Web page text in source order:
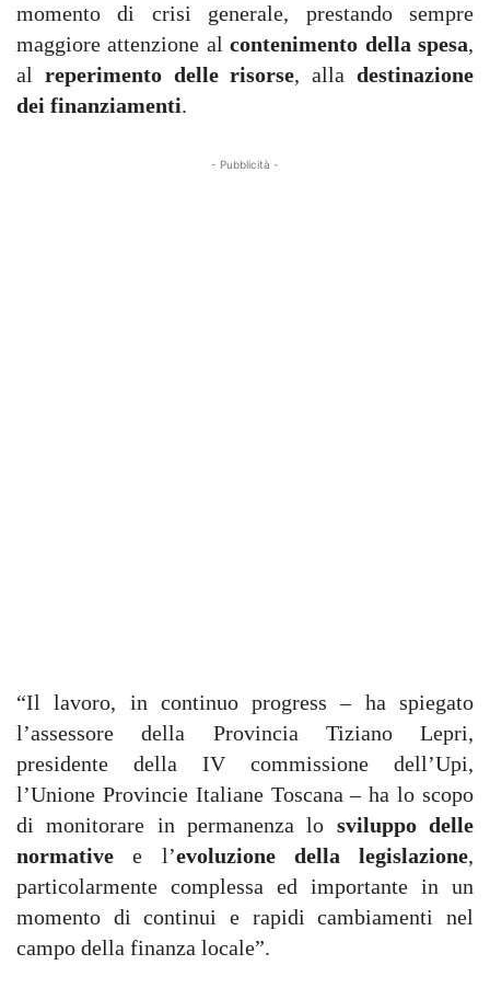
momento di crisi generale, prestando sempre
maggiore attenzione alcontenimento della spesa,
al reperimento delle risorse, alladestinazione
dei finanziamenti.
- Pubblicità -
“Il lavoro, in continuo progress – ha spiegato
l’assessore della Provincia Tiziano Lepri,
presidente della IV commissione dell’Upi,
l’Unione Provincie Italiane Toscana – ha lo scopo
di monitorare in permanenza lo sviluppo delle
normative e l’evoluzione della legislazione,
particolarmente complessa ed importante in un
momento di continui e rapidi cambiamenti nel
campo della finanza locale”.